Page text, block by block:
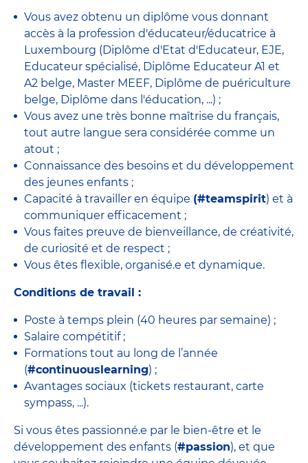
Vous avez obtenu un diplôme vous donnant
accès à la profession d'éducateur/éducatrice à
Luxembourg (Diplôme d'Etat d'Educateur, EJE,
Educateur spécialisé, Diplôme Educateur A1 et
A2 belge, Master MEEF, Diplôme de puériculture
belge, Diplôme dans l'éducation, ...) ;
Vous avez une très bonne maîtrise du français,
tout autre langue sera considérée comme un
atout ;
Connaissance des besoins et du développement
des jeunes enfants ;
Capacité à travailler en équipe (#teamspirit) et à
communiquer efficacement ;
Vous faites preuve de bienveillance, de créativité,
de curiosité et de respect ;
Vous êtes flexible, organisé.e et dynamique.
Conditions de travail :
Poste à temps plein (40 heures par semaine) ;
Salaire compétitif ;
Formations tout au long de l’année
(#continuouslearning) ;
Avantages sociaux (tickets restaurant, carte
sympass, ...).
Si vous êtes passionné.e par le bien-être et le
développement des enfants (#passion), et que